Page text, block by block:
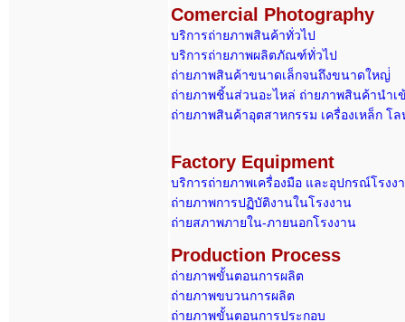
Comercial Photography
บริการถ่ายภาพสินค้าทั่วไป
บริการถ่ายภาพผลิตภัณฑ์ทั่วไป
ถ่ายภาพสินค้าขนาดเล็กจนถึงขนาดใหญ่่
ถ่ายภาพชิ้นส่วนอะไหล่ ถ่ายภาพสินค้านำเ
ถ่ายภาพสินค้าอุตสาหกรรม เครื่องเหล็ก โล
Factory Equipment
บริการถ่ายภาพเครื่องมือ และอุปกรณ์โรงง
ถ่ายภาพการปฏิบัติงานในโรงงาน
ถ่ายสภาพภายใน-ภายนอกโรงงาน
Production Process
ถ่ายภาพขั้นตอนการผลิต
ถ่ายภาพขบวนการผลิต
ถ่ายภาพขั้นตอนการประกอบ